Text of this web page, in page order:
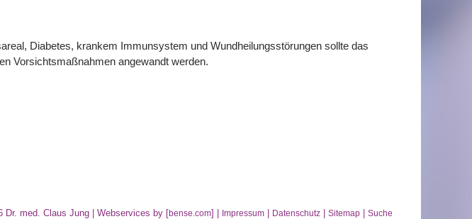
Diabetes, krankem Immunsystem und Wundheilungsstörungen sollte das
Vorsichtsmaßnahmen angewandt werden.
Dr. med. Claus Jung | Webservices by [bense.com] | Impressum Datenschutz Sitemap Suche